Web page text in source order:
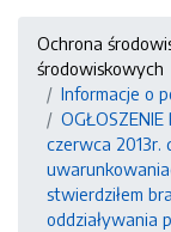
Ochrona
środowiskowych
Informacje o
czerwca 2013r.
stwierdziłem
oddziaływania